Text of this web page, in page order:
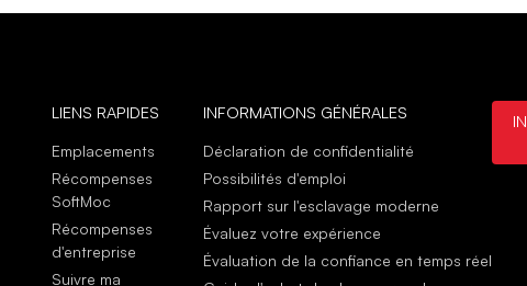
So
LIENS RAPIDES
Emplacements
Récompenses
SoftMoc
Récompenses
d'entreprise
Suivre ma
INFORMATIONS GÉNÉRALES
Déclaration de confidentialité
Possibilités d'emploi
Rapport sur l'esclavage moderne
Évaluez votre expérience
Évaluation de la confiance en temps réel